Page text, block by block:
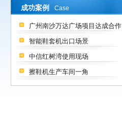
成功案例 Case
广州南沙万达广场项目达成合作
智能鞋套机出口场景
中信红树湾使用现场
擦鞋机生产车间一角